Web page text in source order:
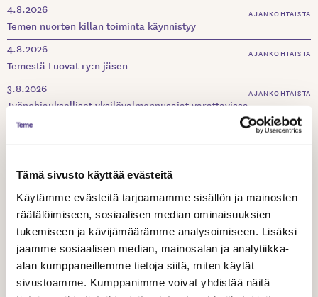
Tämä sivusto käyttää evästeitä
Käytämme evästeitä tarjoamamme sisällön ja mainosten
räätälöimiseen, sosiaalisen median ominaisuuksien
tukemiseen ja kävijämäärämme analysoimiseen. Lisäksi
jaamme sosiaalisen median, mainosalan ja analytiikka-
alan kumppaneillemme tietoja siitä, miten käytät
sivustoamme. Kumppanimme voivat yhdistää näitä
4.8.2026
Temen nuorten killan toiminta käynnistyy
AJANKOHTAISTA
4.8.2026
Temestä Luovat ry:n jäsen
AJANKOHTAISTA
3.8.2026
Työnohjaukselliset yksilövalmennusajat varattavissa
AJANKOHTAISTA
3.8.2026
Ilmoittaudu mukaan: Esittävän taiteen ammattilaisten
AJANKOHTAISTA
Temen tapahtumakalenteri 2026
Tule mukaan: Temen tilaisuudet Tampereen Teatterikesässä
elokuussa
AJANKOHTAISTA
17.6.2026
AJANKOHTAISTA